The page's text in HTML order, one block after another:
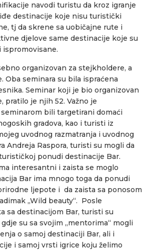
navodi turistu da kroz igranje
destinacije koje nisu turistički
tj da skrene sa uobičajne rute i
djelove same destinacije koje su
organizovan za stejkholdere, a
Oba seminara su bila ispraćena
Seminar koji je bio organizovan
pratilo je njih 52. Važno je
bili targetirani domaći
gradova, kao i turisti iz
uvodnog razmatranja i uvodnog
Andreja Raspora, turisti su mogli da
ponudi destinacije Bar.
interesantni i zaista se moglo
Bar ima mnogo toga da ponudi
ljepote i da zaista sa ponosom
„Wild beauty“. Posle
sa destinacijom Bar, turisti su
su sa svojim „mentorima“ mogli
o samoj destinaciji Bar, ali i
i samoj vrsti igrice koju želimo